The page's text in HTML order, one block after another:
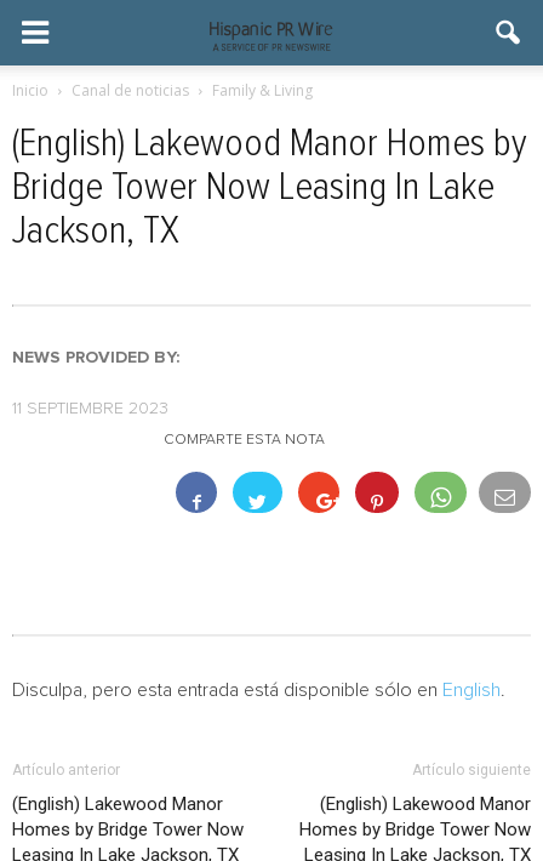
Inicio Canal de noticias Family & Living
(English) Lakewood Manor Homes by
Bridge Tower Now Leasing In Lake
Jackson, TX
NEWS PROVIDED BY:
11 SEPTIEMBRE 2023
COMPARTE ESTA NOTA
Disculpa, pero esta entrada está disponible sólo en English
Artículo anterior
(English) Lakewood Manor
Homes by Bridge Tower Now
Leasing In Lake Jackson, TX
Artículo siguiente
(English) Lakewood Manor
Homes by Bridge Tower Now
Leasing In Lake Jackson, TX